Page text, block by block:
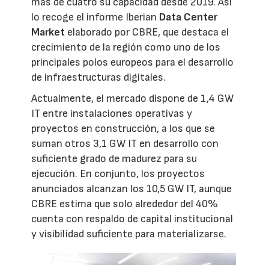
lo recoge el informe Iberian Data Center
Market elaborado por CBRE, que destaca el
crecimiento de la región como uno de los
principales polos europeos para el desarrollo
de infraestructuras digitales.
Actualmente, el mercado dispone de 1,4 GW
IT entre instalaciones operativas y
proyectos en construcción, a los que se
suman otros 3,1 GW IT en desarrollo con
suficiente grado de madurez para su
ejecución. En conjunto, los proyectos
anunciados alcanzan los 10,5 GW IT, aunque
CBRE estima que solo alrededor del 40%
cuenta con respaldo de capital institucional
y visibilidad suficiente para materializarse.